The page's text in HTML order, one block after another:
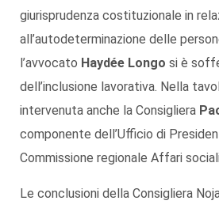
giurisprudenza costituzionale in
all’autodeterminazione delle
l’avvocato Haydée Longo si è
dell’inclusione lavorativa. Nella
intervenuta anche la Consigliera
componente dell’Ufficio di
Commissione regionale Affari
Le conclusioni della Consigliera